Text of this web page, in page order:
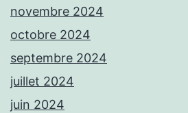
novembre 2024
octobre 2024
septembre 2024
juillet 2024
juin 2024